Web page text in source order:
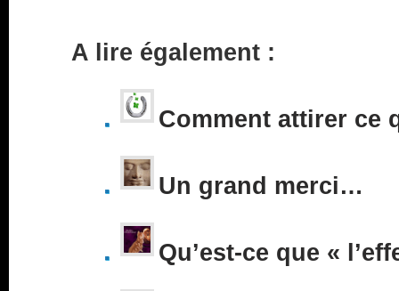
A lire également :
Comment attirer ce
Un grand merci…
Qu’est-ce que «